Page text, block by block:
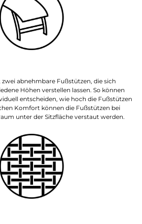
abnehmbare Fußstützen, die sich
Höhen verstellen lassen. So können
entscheiden, wie hoch die Fußstützen
Komfort können die Fußstützen bei
unter der Sitzfläche verstaut werden.